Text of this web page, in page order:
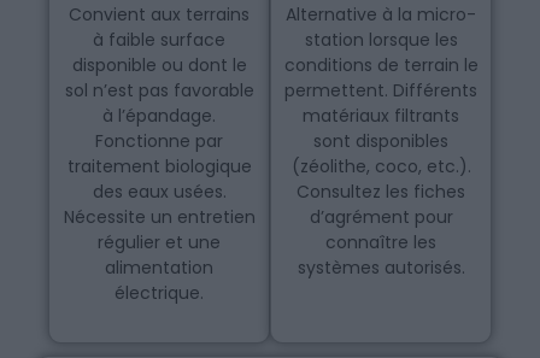
Convient aux terrains
à faible surface
disponible ou dont le
sol n’est pas favorable
à l’épandage.
Fonctionne par
traitement biologique
des eaux usées.
Nécessite un entretien
régulier et une
alimentation
électrique.
Alternative à la micro-
station lorsque les
conditions de terrain le
permettent. Différents
matériaux filtrants
sont disponibles
(zéolithe, coco, etc.).
Consultez les fiches
d’agrément pour
connaître les
systèmes autorisés.